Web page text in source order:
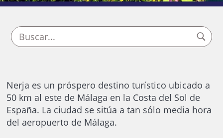
Nerja es un próspero destino turístico ubicado a
50 km al este de Málaga en la Costa del Sol de
España. La ciudad se sitúa a tan sólo media hora
del aeropuerto de Málaga.